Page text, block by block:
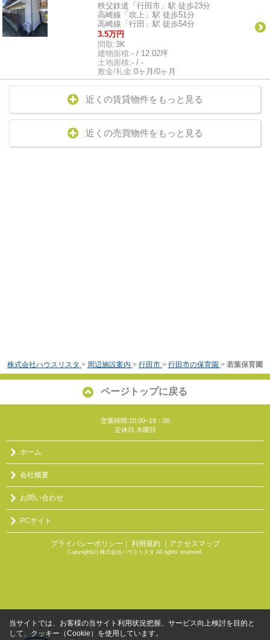
秩父鉄道「行田市」駅 徒歩23分
高崎線「吹上」駅 徒歩51分
高崎線「行田」駅 徒歩54分
3.5万円
間取:3K
建物面積:- / 12.02坪
土地面積:- / -
敷金/礼金:0ヶ月/0ヶ月
近くの賃貸物件をもっと見る
近くの売買物件をもっと見る
株式会社ハウスリスタ > 周辺施設案内 > 行田市 > 行田市の保育園 > 若葉保育園
ページトップに戻る
営業時間:10:00~19：00
定休日:水曜日
ホーム
会社概要
お問い合わせ
PCサイト
プライバシーポリシー ｜ 利用規約 ｜アクセスマップ
Copyright(c) 株式会社ハウスリスタ All rights reserved.
当サイトでは、お客様の当サイト利用状況把握、サービス向上検討を目的と
して、クッキー（Cookie）を使用しています。